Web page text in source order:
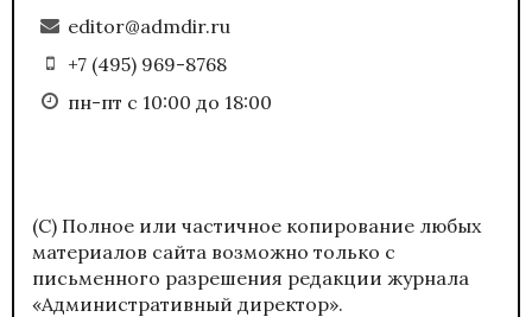
editor@admdir.ru
+7 (495) 969-8768
пн-пт с 10:00 до 18:00
(С) Полное или частичное копирование любых
материалов сайта возможно только с
письменного разрешения редакции журнала
«Административный директор».